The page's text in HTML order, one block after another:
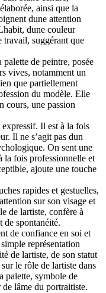
ainsi que la
dune attention
dune couleur
travail, suggérant que
de peintre, posée
vives, notamment un
que partiellement
du modèle. Elle
cours, une passion
Il est à la fois
Il ne s’agit pas dun
On sent une
la fois professionnelle et
ajoute une touche
rapides et gestuelles,
sur son visage et
de lartiste, confère à
de spontanéité.
de confiance en soi et
représentation
de lartiste, de son statut
le rôle de lartiste dans
palette, symbole de
lâme du portraitiste.